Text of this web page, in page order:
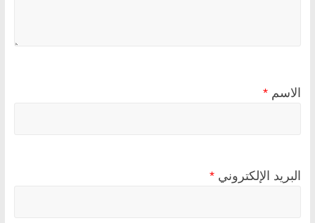
الاسم *
البريد الإلكتروني *